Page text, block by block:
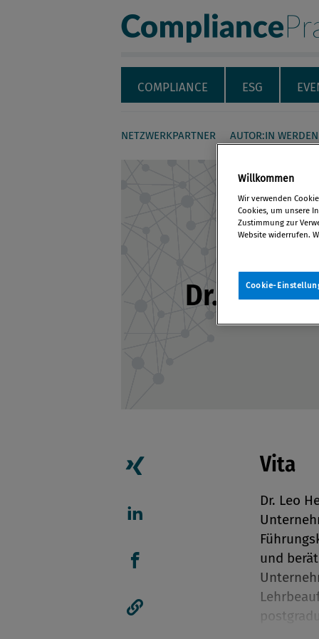
Compliance
Servicenavigation
COMPLIANCE ESG
NETZWERKPARTNER AUTOR:IN WERDEN
Dr. Leo
Artikel auf linkedIn
Artikel auf Facebook
Vita
Dr. Leo
und
Willkommen
Wir verwenden
Cookies, um unsere
Zustimmung zur
Website widerrufen.
Cookie-